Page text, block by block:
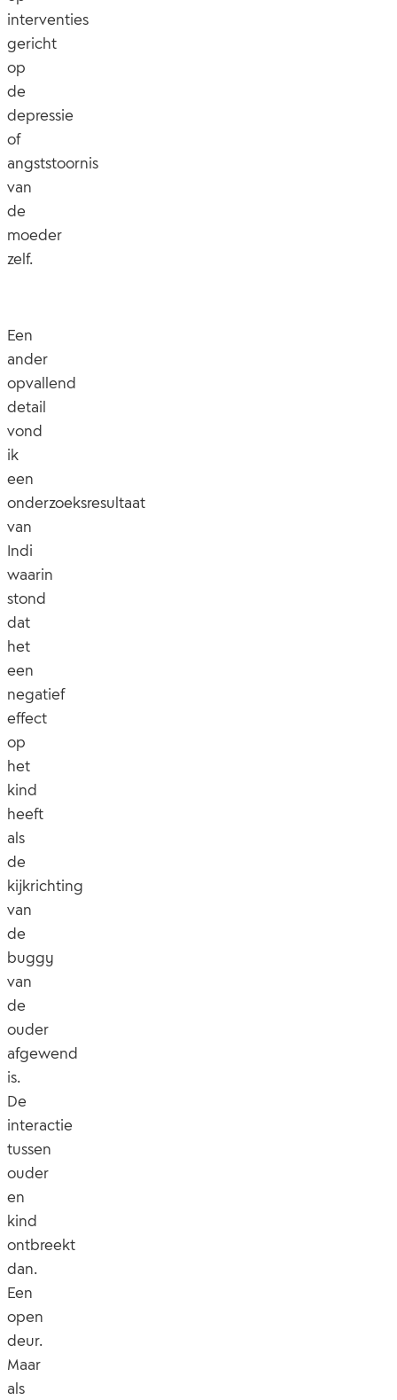
interventies
gericht
op
de
depressie
of
angststoornis
van
de
moeder
zelf.
Een
ander
opvallend
detail
vond
ik
een
onderzoeksresultaat
van
Indi
waarin
stond
dat
het
een
negatief
effect
op
het
kind
heeft
als
de
kijkrichting
van
de
buggy
van
de
ouder
afgewend
is.
De
interactie
tussen
ouder
en
kind
ontbreekt
dan.
Een
open
deur.
Maar
als